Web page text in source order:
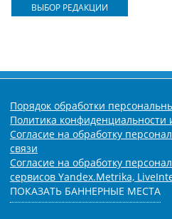
ВЫБОР РЕДАКЦИИ
Порядок обработки
Политика
Согласие на обработку
связи
Согласие на обработку
сервисов Yandex.Metrika,
ПОКАЗАТЬ БАННЕРНЫЕ МЕСТА